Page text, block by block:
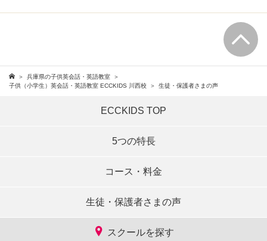
兵庫県の子供英会話・英語教室
子供（小学生）英会話・英語教室 ECCKIDS 川西校
生徒・保護者さまの声
ECCKIDS TOP
5つの特長
コース・料金
生徒・保護者さまの声
スクールを探す